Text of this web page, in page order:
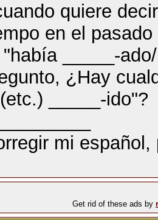
quiere
en el
_____-
¿Hay
_____-ido"?
mi
Get rid of these ads by